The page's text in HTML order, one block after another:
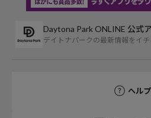
Daytona Park ONLINE 公式
デイトナパークの最新情報をイチ
ヘルプ